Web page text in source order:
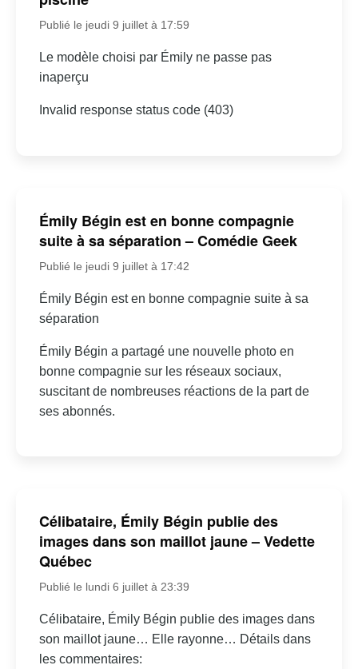
Publié le jeudi 9 juillet à 17:59
Le modèle choisi par Émily ne passe pas
inaperçu
Invalid response status code (403)
Émily Bégin est en bonne compagnie
suite à sa séparation – Comédie Geek
Publié le jeudi 9 juillet à 17:42
Émily Bégin est en bonne compagnie suite à sa
séparation
Émily Bégin a partagé une nouvelle photo en
bonne compagnie sur les réseaux sociaux,
suscitant de nombreuses réactions de la part de
ses abonnés.
Célibataire, Émily Bégin publie des
images dans son maillot jaune – Vedette
Québec
Publié le lundi 6 juillet à 23:39
Célibataire, Émily Bégin publie des images dans
son maillot jaune… Elle rayonne… Détails dans
les commentaires: